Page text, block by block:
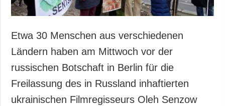
ZUSÄTZLICH
Veröffentlichungen
Interview
Fotos
Video
LEISTUNGEN
Abonnement
Fotobank
Etwa 30 Menschen aus verschiedenen
Ländern haben am Mittwoch vor der
russischen Botschaft in Berlin für die
Freilassung des in Russland inhaftierten
ukrainischen Filmregisseurs Oleh Senzow